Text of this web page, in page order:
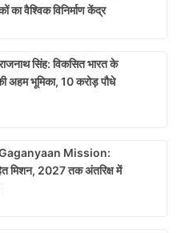
का वैश्विक विनिर्माण केंद्र
सिंह: विकसित भारत के
अहम भूमिका, 10 करोड़ पौधे
Mission:
मिशन, 2027 तक अंतरिक्ष में